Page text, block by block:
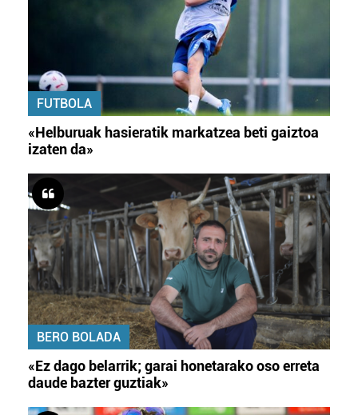
FUTBOLA
«Helburuak hasieratik markatzea beti gaiztoa
izaten da»
BERO BOLADA
«Ez dago belarrik; garai honetarako oso erreta
daude bazter guztiak»